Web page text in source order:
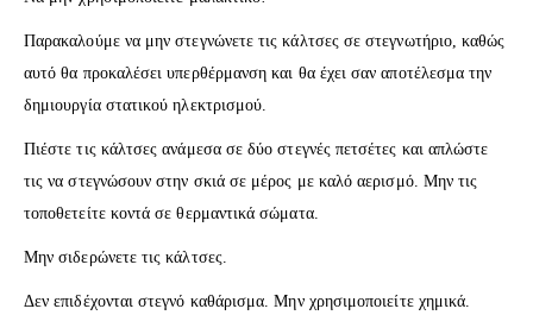
Παρακαλούμε να μην στεγνώνετε τις κάλτσες σε στεγνωτήριο, καθώς
αυτό θα προκαλέσει υπερθέρμανση και θα έχει σαν αποτέλεσμα την
δημιουργία στατικού ηλεκτρισμού.
Πιέστε τις κάλτσες ανάμεσα σε δύο στεγνές πετσέτες και απλώστε
τις να στεγνώσουν στην σκιά σε μέρος με καλό αερισμό. Μην τις
τοποθετείτε κοντά σε θερμαντικά σώματα.
Μην σιδερώνετε τις κάλτσες.
Δεν επιδέχονται στεγνό καθάρισμα. Μην χρησιμοποιείτε χημικά.